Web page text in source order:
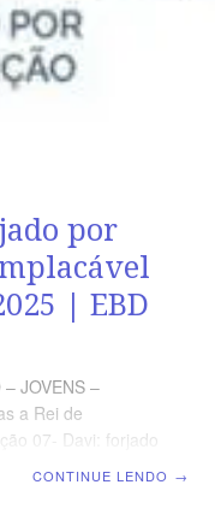
por
| EBD
JOVENS –
a Rei de
07- Davi: forjado
CONTINUE LENDO →